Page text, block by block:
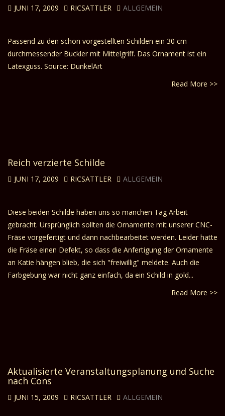
JUNI 17, 2009 RICSATTLER ALLGEMEIN
Passend zu den schon vorgestellten Schilden ein 30 cm
durchmessender Buckler mit Mittelgriff. Das Ornament ist ein
Latexguss. Source: DunkelArt
Read More >>
Reich verzierte Schilde
JUNI 17, 2009 RICSATTLER ALLGEMEIN
Diese beiden Schilde haben uns so manchen Tag Arbeit
gebracht. Ursprünglich sollten die Ornamente mit unserer CNC-
Fräse vorgefertigt und dann nachbearbeitet werden. Leider hatte
die Fräse einen Defekt, so dass die Anfertigung der Ornamente
an Katie hängen blieb, die sich "freiwillig" meldete. Auch die
Farbgebung war nicht ganz einfach, da ein Schild in gold...
Read More >>
Aktualisierte Veranstaltungsplanung und Suche
nach Cons
JUNI 15, 2009 RICSATTLER ALLGEMEIN